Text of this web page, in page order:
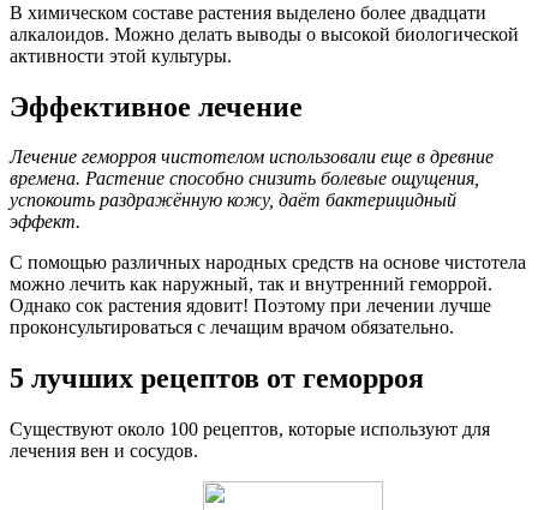
В химическом составе растения выделено более двадцати
алкалоидов. Можно делать выводы о высокой биологической
активности этой культуры.
Эффективное лечение
Лечение геморроя чистотелом использовали еще в древние
времена. Растение способно снизить болевые ощущения,
успокоить раздражённую кожу, даёт бактерицидный
эффект.
С помощью различных народных средств на основе чистотела
можно лечить как наружный, так и внутренний геморрой.
Однако сок растения ядовит! Поэтому при лечении лучше
проконсультироваться с лечащим врачом обязательно.
5 лучших рецептов от геморроя
Существуют около 100 рецептов, которые используют для
лечения вен и сосудов.